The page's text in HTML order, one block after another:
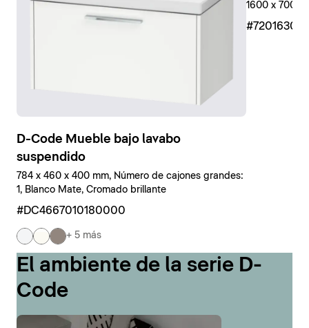
D-Code Mueble bajo lavabo
suspendido
784 x 460 x 400 mm, Número de cajones grandes:
1, Blanco Mate, Cromado brillante
#DC4667010180000
+ 5 más
1600 x 700
El ambiente de la serie D-
Code